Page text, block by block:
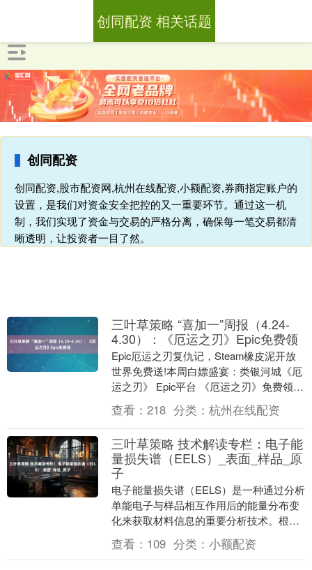
创同配资
创同配资,股市配资网,杭州在线配资,小额配资,券商指定账户的
设置，是我们对资金安全把控的又一重要环节。通过这一机
制，我们实现了资金与交易的严格分离，确保每一笔交易都清
晰透明，让投资者一目了然。
创同配资 相关话题
三叶草策略 “喜加一”周报（4.24-
4.30）：《厄运之刃》Epic免费领
Epic厄运之刃复仇记，Steam橡皮泥开放
世界免费送!本周白嫖盛宴：类银河城《厄
运之刃》 Epic平台 《厄运之刃》免费领取
《打字战斗机》免费领取(截止至4....
查看： 218 分类： 杭州在线配资
三叶草策略 技术解读专栏：电子能
量损失谱（EELS）_表面_样品_原
子
电子能量损失谱（EELS）是一种通过分析
单能电子与样品相互作用后的能量分布变
化来获取材料信息的重要分析技术。根据
电子能量和入射方式的不同，EELS技术可
分为几种....
查看： 109 分类： 小额配资